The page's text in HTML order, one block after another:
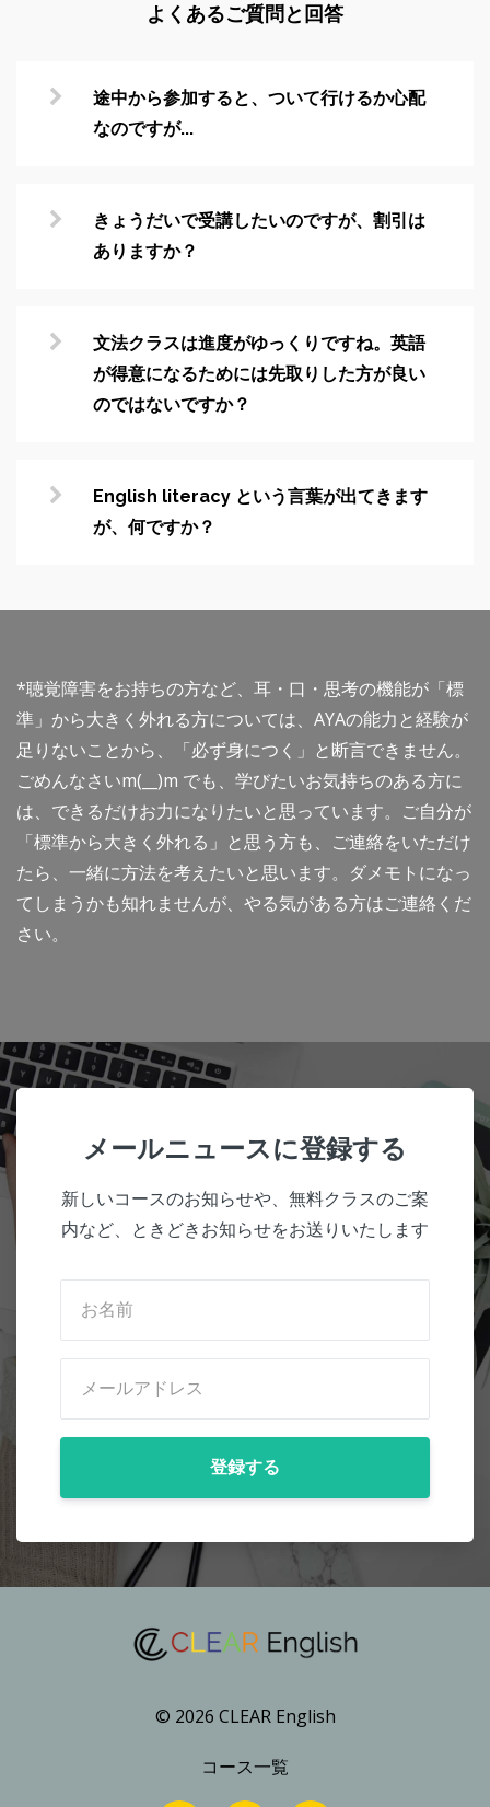
よくあるご質問と回答
途中から参加すると、ついて行けるか心配
なのですが...
きょうだいで受講したいのですが、割引は
ありますか？
文法クラスは進度がゆっくりですね。英語
が得意になるためには先取りした方が良い
のではないですか？
English literacy という言葉が出てきます
が、何ですか？
*聴覚障害をお持ちの方など、耳・口・思考の機能が「標
準」から大きく外れる方については、AYAの能力と経験が
足りないことから、「必ず身につく」と断言できません。
ごめんなさいm(__)m でも、学びたいお気持ちのある方に
は、できるだけお力になりたいと思っています。ご自分が
「標準から大きく外れる」と思う方も、ご連絡をいただけ
たら、一緒に方法を考えたいと思います。ダメモトになっ
てしまうかも知れませんが、やる気がある方はご連絡くだ
さい。
メールニュースに登録する
新しいコースのお知らせや、無料クラスのご案
内など、ときどきお知らせをお送りいたします
登録する
© 2026 CLEAR English
コース一覧